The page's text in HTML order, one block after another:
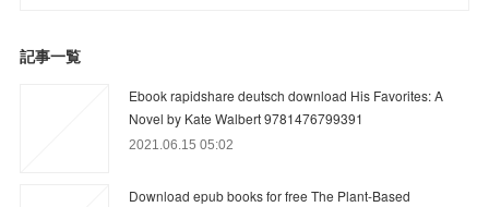
記事一覧
Ebook rapidshare deutsch download His Favorites: A
Novel by Kate Walbert 9781476799391
2021.06.15 05:02
Download epub books for free The Plant-Based